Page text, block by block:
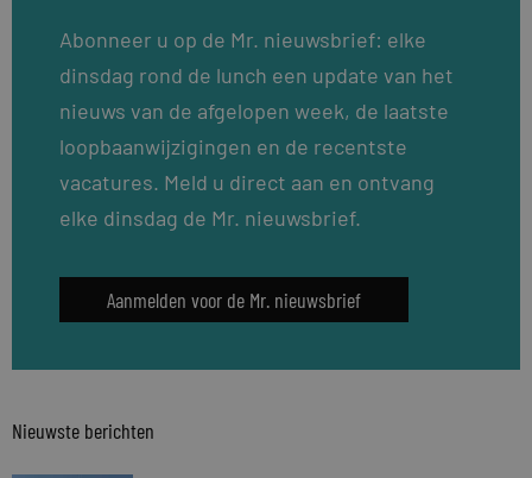
Abonneer u op de Mr. nieuwsbrief: elke
dinsdag rond de lunch een update van het
nieuws van de afgelopen week, de laatste
loopbaanwijzigingen en de recentste
vacatures. Meld u direct aan en ontvang
elke dinsdag de Mr. nieuwsbrief.
Aanmelden voor de Mr. nieuwsbrief
Nieuwste berichten